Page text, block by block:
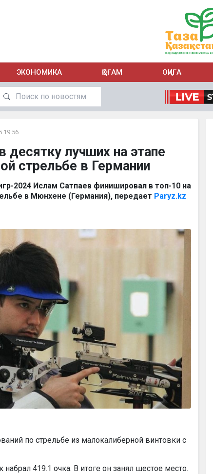
ЭКОНОМИКА ҚОҒАМ ОҚИҒА
19:56
десятку лучших на этапе
стрельбе в Германии
2024 Ислам Сатпаев финишировал в топ-10 на
в Мюнхене (Германия), передает Paryz.kz
по стрельбе из малокалиберной винтовки с
419.1 очка. В итоге он занял шестое место.